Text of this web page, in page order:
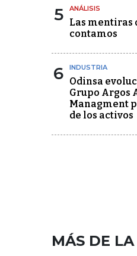
5 ANÁLISIS
Las mentiras
contamos
6 INDUSTRIA
Odinsa
Grupo Argos
Managment
de los activos
MÁS DE